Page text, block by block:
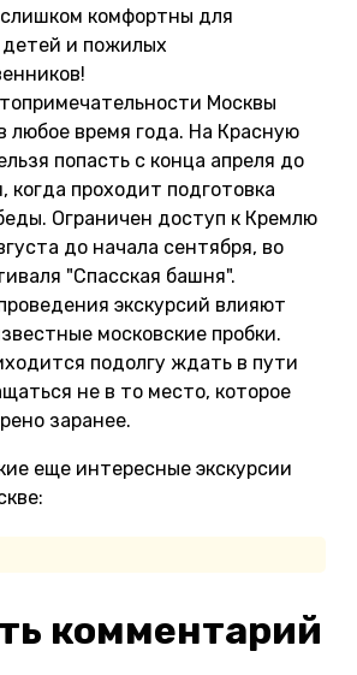
комфортны для
детей и пожилых
Москвы
любое время года. На Красную
попасть с конца апреля до
когда проходит подготовка
Ограничен доступ к Кремлю
до начала сентября, во
"Спасская башня".
экскурсий влияют
московские пробки.
подолгу ждать в пути
не в то место, которое
заранее.
еще интересные экскурсии
комментарий